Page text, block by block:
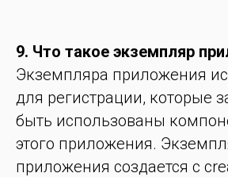
9. Что такое экземпляр
Экземпляра приложения
для регистрации, которые
быть использованы
этого приложения.
приложения создается с